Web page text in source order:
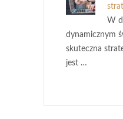
W
dynamicznym
skuteczna
jest …